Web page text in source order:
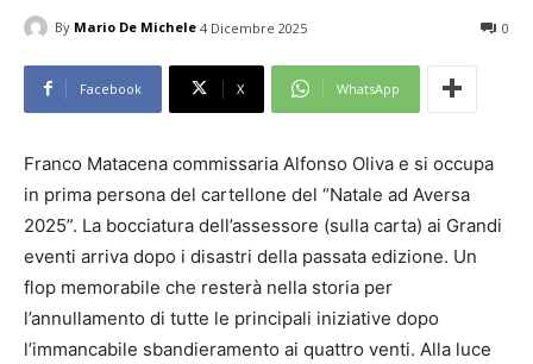
By Mario De Michele 4 Dicembre 2025 0
Facebook X WhatsApp
Franco Matacena commissaria Alfonso Oliva e si occupa
in prima persona del cartellone del “Natale ad Aversa
2025”. La bocciatura dell’assessore (sulla carta) ai Grandi
eventi arriva dopo i disastri della passata edizione. Un
flop memorabile che resterà nella storia per
l’annullamento di tutte le principali iniziative dopo
l’immancabile sbandieramento ai quattro venti. Alla luce